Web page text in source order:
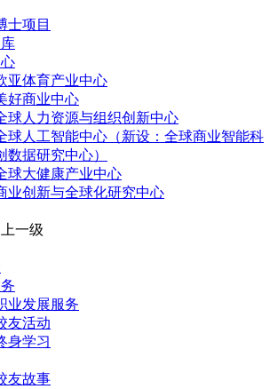
士项目
亚体育产业中心
好商业中心
球人力资源与组织创新中心
球人工智能中心（新设：全球商业智能科
数据研究中心）
球大健康产业中心
业创新与全球化研究中心
业发展服务
友活动
身学习
友故事